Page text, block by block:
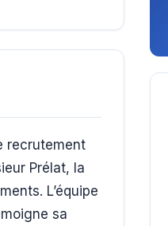
recrutement
Prélat, la
L’équipe
sa